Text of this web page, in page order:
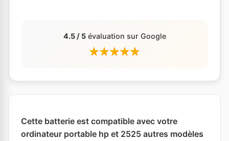
4.5 / 5évaluation sur Google
Cette batterie est compatible avec votre
ordinateur portable hp et 2525 autres modèles